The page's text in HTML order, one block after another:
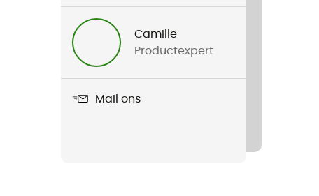
Camille
Productexpert
Mail ons